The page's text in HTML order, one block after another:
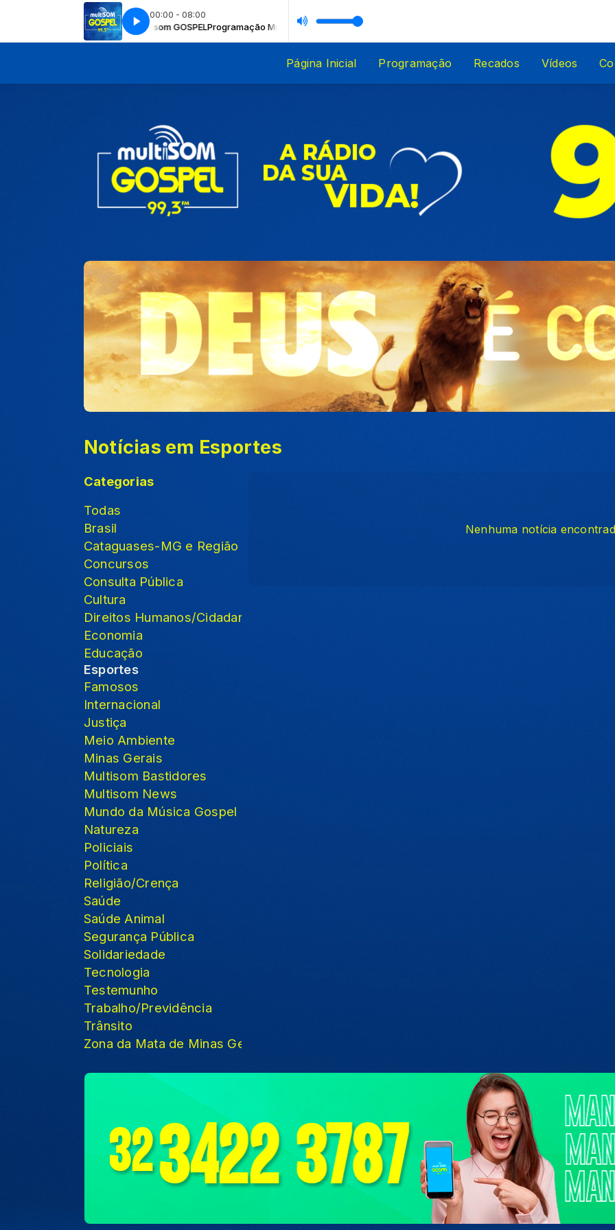
00:00 - 08:00
Livre com Multisom GOSPELProgramação Musical Livre com Multisom GOSPEL
Now Playing info goes here Now Playing info goes here
Página Inicial Programação Recados Vídeos
Notícias em Esportes
Categorias
Todas
Brasil
Cataguases-MG e Região
Concursos
Consulta Pública
Cultura
Direitos Humanos/Cidadania
Economia
Educação
Esportes
Famosos
Internacional
Justiça
Meio Ambiente
Minas Gerais
Multisom Bastidores
Multisom News
Mundo da Música Gospel
Natureza
Policiais
Política
Religião/Crença
Saúde
Saúde Animal
Segurança Pública
Solidariedade
Tecnologia
Testemunho
Trabalho/Previdência
Trânsito
Zona da Mata de Minas Gerais
Nenhuma notícia